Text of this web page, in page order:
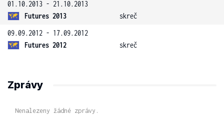
01.10.2013 - 21.10.2013
Futures 2013
skreč
09.09.2012 - 17.09.2012
Futures 2012
skreč
Zprávy
Nenalezeny žádné zprávy.